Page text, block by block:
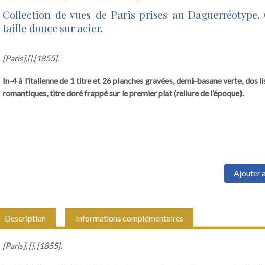
Collection de vues de Paris prises au Daguerréotype.
taille douce sur acier.
[Paris],[],[1855].
In-4 à l’italienne de 1 titre et 26 planches gravées, demi-basane verte, dos
romantiques, titre doré frappé sur le premier plat (reliure de l’époque).
quantité
de
Ajouter
Description Informations complémentaires
[Paris], [], [1855].